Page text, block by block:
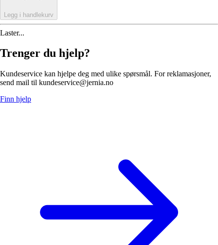
Legg i handlekurv
Laster...
Trenger du hjelp?
Kundeservice kan hjelpe deg med ulike spørsmål. For reklamasjoner,
send mail til kundeservice@jernia.no
Finn hjelp